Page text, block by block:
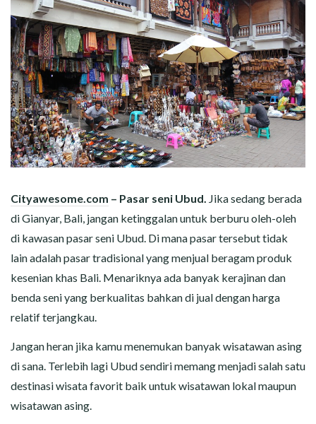
Cityawesome.com – Pasar seni Ubud. Jika sedang berada
di Gianyar, Bali, jangan ketinggalan untuk berburu oleh-oleh
di kawasan pasar seni Ubud. Di mana pasar tersebut tidak
lain adalah pasar tradisional yang menjual beragam produk
kesenian khas Bali. Menariknya ada banyak kerajinan dan
benda seni yang berkualitas bahkan di jual dengan harga
relatif terjangkau.
Jangan heran jika kamu menemukan banyak wisatawan asing
di sana. Terlebih lagi Ubud sendiri memang menjadi salah satu
destinasi wisata favorit baik untuk wisatawan lokal maupun
wisatawan asing.